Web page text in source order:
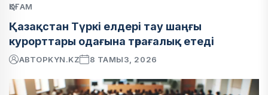
ҚОҒАМ
Қазақстан Түркі елдері тау шаңғы
курорттары одағына төрағалық етеді
АВТОРKYN.KZ 8 ТАМЫЗ, 2026